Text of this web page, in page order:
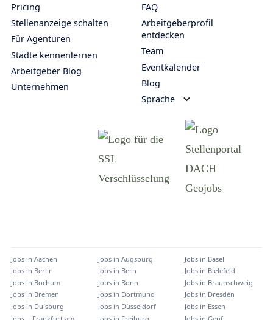
Pricing
Stellenanzeige schalten
Für Agenturen
Städte kennenlernen
Arbeitgeber Blog
Unternehmen
FAQ
Arbeitgeberprofil
entdecken
Team
Eventkalender
Blog
Sprache
Jobs in Aachen Jobs in Augsburg Jobs in Basel
Jobs in Berlin Jobs in Bern Jobs in Bielefeld
Jobs in Bochum Jobs in Bonn Jobs in Braunschweig
Jobs in Bremen Jobs in Dortmund Jobs in Dresden
Jobs in Duisburg Jobs in Düsseldorf Jobs in Essen